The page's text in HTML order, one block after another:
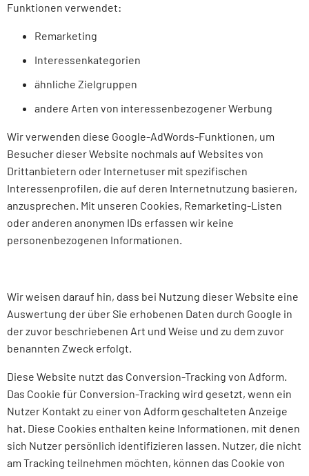
Funktionen verwendet:
Remarketing
Interessenkategorien
ähnliche Zielgruppen
andere Arten von interessenbezogener Werbung
Wir verwenden diese Google-AdWords-Funktionen, um
Besucher dieser Website nochmals auf Websites von
Drittanbietern oder Internetuser mit spezifischen
Interessenprofilen, die auf deren Internetnutzung basieren,
anzusprechen. Mit unseren Cookies, Remarketing-Listen
oder anderen anonymen IDs erfassen wir keine
personenbezogenen Informationen.
Wir weisen darauf hin, dass bei Nutzung dieser Website eine
Auswertung der über Sie erhobenen Daten durch Google in
der zuvor beschriebenen Art und Weise und zu dem zuvor
benannten Zweck erfolgt.
Diese Website nutzt das Conversion-Tracking von Adform.
Das Cookie für Conversion-Tracking wird gesetzt, wenn ein
Nutzer Kontakt zu einer von Adform geschalteten Anzeige
hat. Diese Cookies enthalten keine Informationen, mit denen
sich Nutzer persönlich identifizieren lassen. Nutzer, die nicht
am Tracking teilnehmen möchten, können das Cookie von